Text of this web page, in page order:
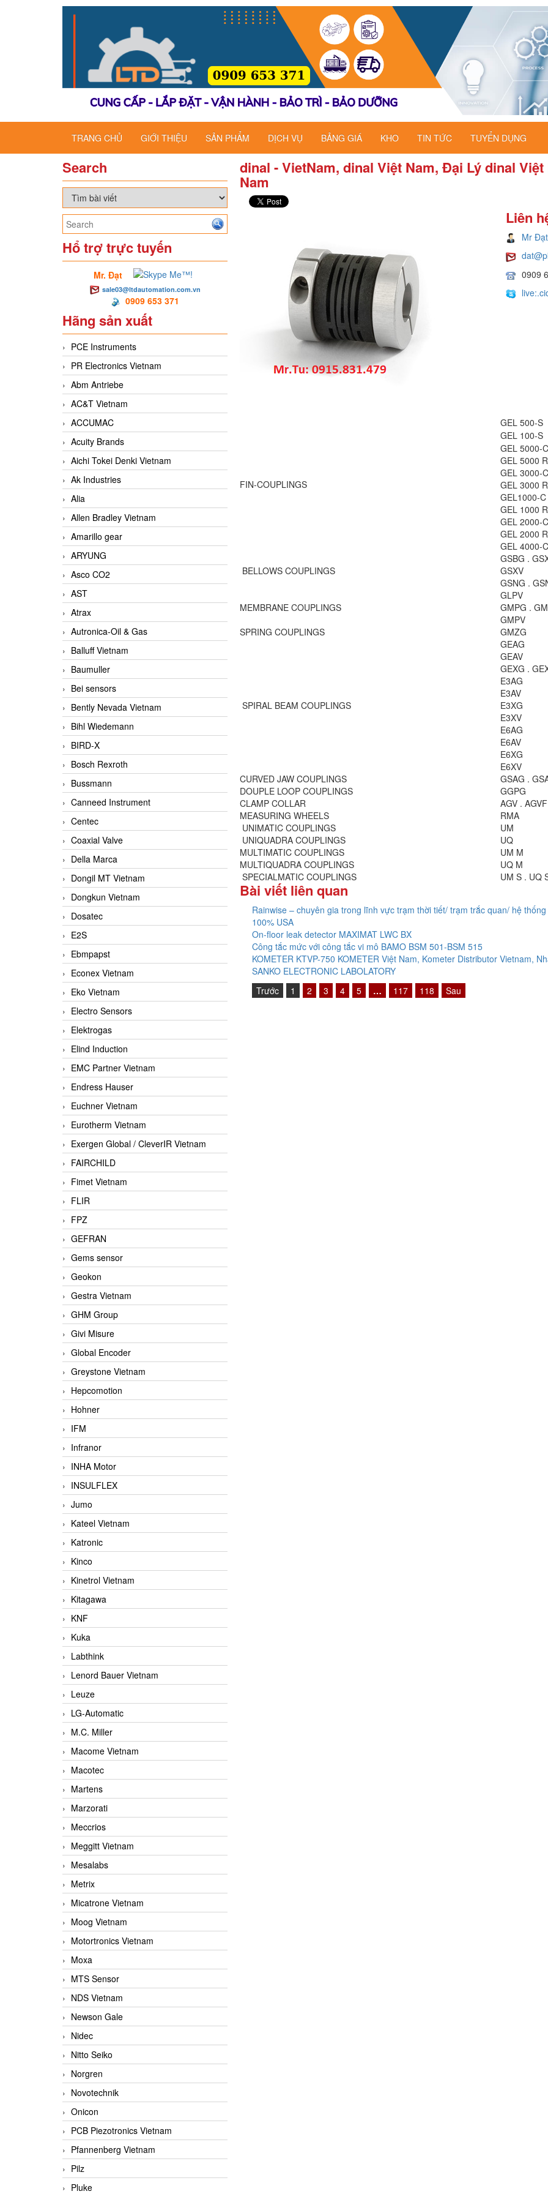
TRANG CHỦ GIỚI THIỆU SẢN PHẨM DỊCH VỤ BẢNG GIÁ KHO TIN TỨC TUYỂN DỤNG
Search
Hổ trợ trực tuyến
Mr. Đạt
sale03@ltdautomation.com.vn
0909 653 371
Hãng sản xuất
PCE Instruments
PR Electronics Vietnam
Abm Antriebe
AC&T Vietnam
ACCUMAC
Acuity Brands
Aichi Tokei Denki Vietnam
Ak Industries
Alia
Allen Bradley Vietnam
Amarillo gear
ARYUNG
Asco CO2
AST
Atrax
Autronica-Oil & Gas
Balluff Vietnam
Baumuller
Bei sensors
Bently Nevada Vietnam
Bihl Wiedemann
BIRD-X
Bosch Rexroth
Bussmann
Canneed Instrument
Centec
Coaxial Valve
Della Marca
Dongil MT Vietnam
Dongkun Vietnam
Dosatec
E2S
Ebmpapst
Econex Vietnam
Eko Vietnam
Electro Sensors
Elektrogas
Elind Induction
EMC Partner Vietnam
Endress Hauser
Euchner Vietnam
Eurotherm Vietnam
Exergen Global / CleverIR Vietnam
FAIRCHILD
Fimet Vietnam
FLIR
FPZ
GEFRAN
Gems sensor
Geokon
Gestra Vietnam
GHM Group
Givi Misure
Global Encoder
Greystone Vietnam
Hepcomotion
Hohner
IFM
Infranor
INHA Motor
INSULFLEX
Jumo
Kateel Vietnam
Katronic
Kinco
Kinetrol Vietnam
Kitagawa
KNF
Kuka
Labthink
Lenord Bauer Vietnam
Leuze
LG-Automatic
M.C. Miller
Macome Vietnam
Macotec
Martens
Marzorati
Meccrios
Meggitt Vietnam
Mesalabs
Metrix
Micatrone Vietnam
Moog Vietnam
Motortronics Vietnam
Moxa
MTS Sensor
NDS Vietnam
Newson Gale
Nidec
Nitto Seiko
Norgren
Novotechnik
Onicon
PCB Piezotronics Vietnam
Pfannenberg Vietnam
Pilz
Pluke
dinal - VietNam, dinal Việt Nam, Đại Lý dinal
Nam
Liên
Mr Đạt
0909
FIN-COUPLINGS
GEL 500-S
GEL 100-S
GEL 5000-C
GEL 5000
GEL 3000-C
GEL 3000
GEL1000-C
GEL 1000
GEL 2000-C
GEL 2000
GEL 4000-C
BELLOWS COUPLINGS
GSBG .
GSXV
GSNG .
MEMBRANE COUPLINGS
GLPV
GMPG .
GMPV
SPRING COUPLINGS
GMZG
SPIRAL BEAM COUPLINGS
GEAG
GEAV
GEXG .
E3AG
E3AV
E3XG
E3XV
E6AG
E6AV
E6XG
E6XV
CURVED JAW COUPLINGS
GSAG .
DOUPLE LOOP COUPLINGS
GGPG
CLAMP COLLAR
AGV . AGVF
MEASURING WHEELS
RMA
UNIMATIC COUPLINGS
UM
UNIQUADRA COUPLINGS
UQ
MULTIMATIC COUPLINGS
UM M
MULTIQUADRA COUPLINGS
UQ M
SPECIALMATIC COUPLINGS
UM S . UQ
Bài viết liên quan
Rainwise – chuyên gia trong lĩnh vực trạm thời tiết/ trạm trắc quan/ hệ
100% USA
On-floor leak detector MAXIMAT LWC BX
Công tắc mức với công tắc vi mô BAMO BSM 501-BSM 515
KOMETER KTVP-750 KOMETER Việt Nam, Kometer Distributor Vietnam,
SANKO ELECTRONIC LABOLATORY
Trước
1 2 3 4 5 … 117 118 Sau